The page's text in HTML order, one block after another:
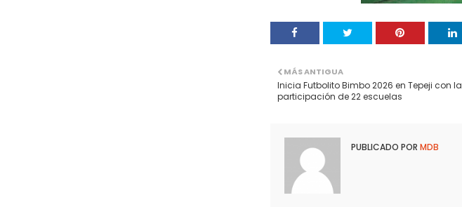
MÁS ANTIGUA
Inicia Futbolito Bimbo 2026 en Tepeji con la
participación de 22 escuelas
PUBLICADO POR MDB